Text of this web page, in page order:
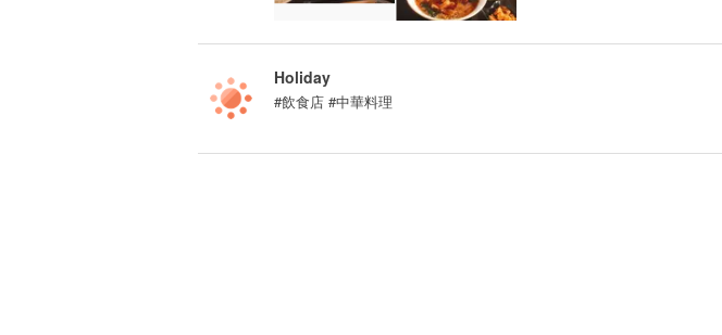
Holiday
#飲食店 #中華料理